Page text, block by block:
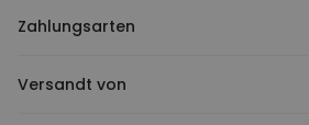
Zahlungsarten
Versandt von